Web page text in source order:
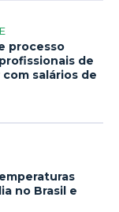
processo
de
salários de
no Brasil e